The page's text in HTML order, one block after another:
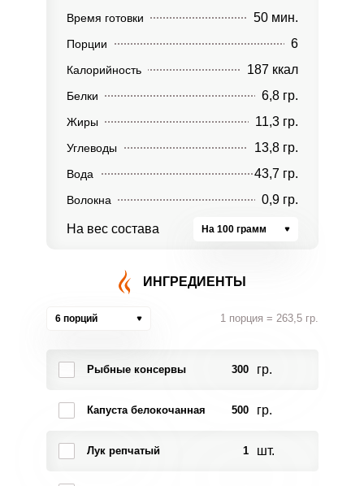
Время готовки 50 мин.
Порции 6
Калорийность 187 ккал
Белки 6,8 гр.
Жиры 11,3 гр.
Углеводы 13,8 гр.
Вода 43,7 гр.
Волокна 0,9 гр.
На вес состава На 100 грамм
ИНГРЕДИЕНТЫ
6 порций 1 порция = 263,5 гр.
Рыбные консервы 300 гр.
Капуста белокочанная 500 гр.
Лук репчатый 1 шт.